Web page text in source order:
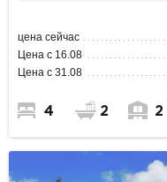
цена сейчас
Цена с 16.08
Цена с 31.08
4 2 2